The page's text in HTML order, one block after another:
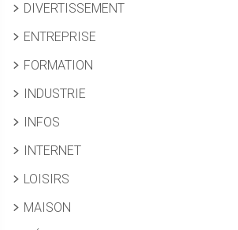
DIVERTISSEMENT
ENTREPRISE
FORMATION
INDUSTRIE
INFOS
INTERNET
LOISIRS
MAISON